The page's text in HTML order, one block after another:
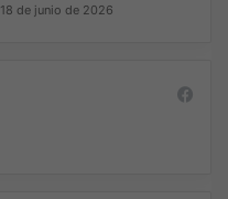
18 de junio de 2026